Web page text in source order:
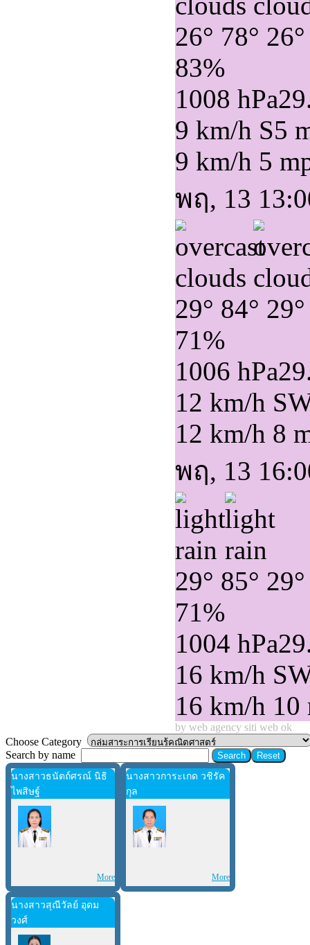
26° 78° 26°
83%
1008 hPa
9 km/h S5
9 km/h 5
พฤ, 13
29° 84° 29°
71%
1006 hPa
12 km/h
12 km/h 8
พฤ, 13
29° 85° 29°
71%
1004 hPa
16 km/h
16 km/h 10
by web agency siti web ok
Choose Category
Search by name
นางสาวธนัตถ์ศรณ์ นิธิ
ไพสิษฐ์
More
นางสาวการะเกด วชิรัค
กุล
More
นางสาวสุณีวัลย์ อุดม
วงศ์